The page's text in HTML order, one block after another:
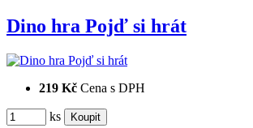
Dino hra Pojď si hrát
219 Kč Cena s DPH
ks